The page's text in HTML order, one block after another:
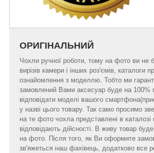
ОРИГІНАЛЬНИЙ
Чохли ручної роботи, тому на фото ви не
вирізів камери і інших роз'ємів, каталоги
ознайомлення з моделлю. Тобто ми
замовлений Вами аксесуар буде на 100%
відповідати моделі вашого
у назві цього товару. Так само просимо
на те фото чохла представлені в каталозі
відповідають дійсності. В живу товар
на фото. Після того, як Ви оформите
зв'яжеться наш фахівець, додатково все